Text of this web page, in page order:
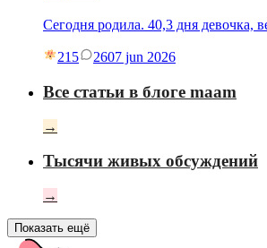
Сегодня родила. 40,3 дня девочка,
215 2607 jun 2026
Все статьи в блоге maam
→
Тысячи живых обсуждений
→
Показать ещё